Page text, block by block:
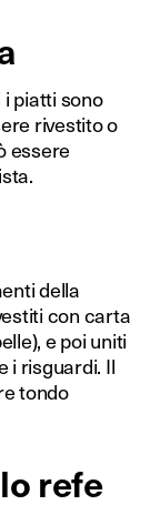
piatti sono
rivestito o
essere
della
con carta
e poi uniti
i risguardi. Il
tondo
refe